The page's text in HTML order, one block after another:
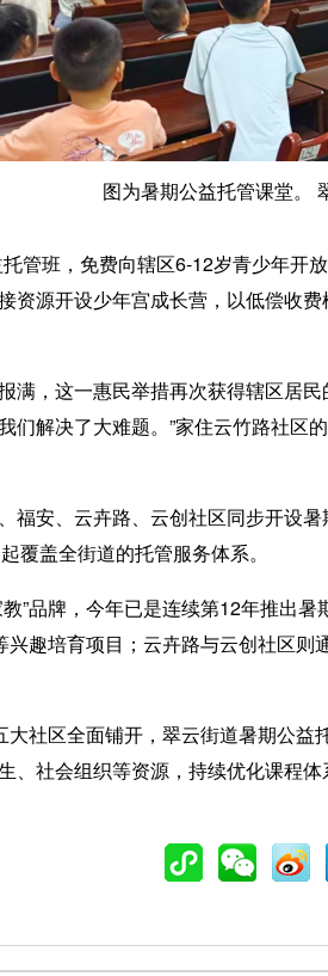
图为暑期公益托管课堂。
班，免费向辖区6-12岁青少年开
资源开设少年宫成长营，以低偿收
，这一惠民举措再次获得辖区居民
们解决了大难题。”家住云竹路社区
安、云卉路、云创社区同步开设
覆盖全街道的托管服务体系。
品牌，今年已是连续第12年推出暑
兴趣培育项目；云卉路与云创社区
社区全面铺开，翠云街道暑期公益
、社会组织等资源，持续优化课程